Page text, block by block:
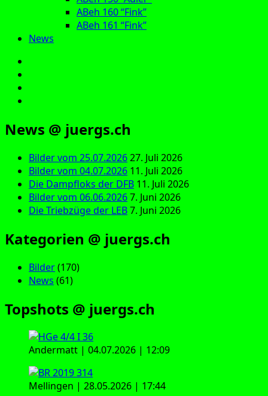
ABeh 160 “Fink”
ABeh 161 “Fink”
News
News @ juergs.ch
Bilder vom 25.07.202627. Juli 2026
Bilder vom 04.07.2026 11. Juli 2026
Die Dampfloks der DFB 11. Juli 2026
Bilder vom 06.06.20267. Juni 2026
Die Triebzüge der LEB7. Juni 2026
Kategorien @ juergs.ch
Bilder(170)
News (61)
Topshots @ juergs.ch
Andermatt | 04.07.2026 | 12:09
Mellingen | 28.05.2026 | 17:44